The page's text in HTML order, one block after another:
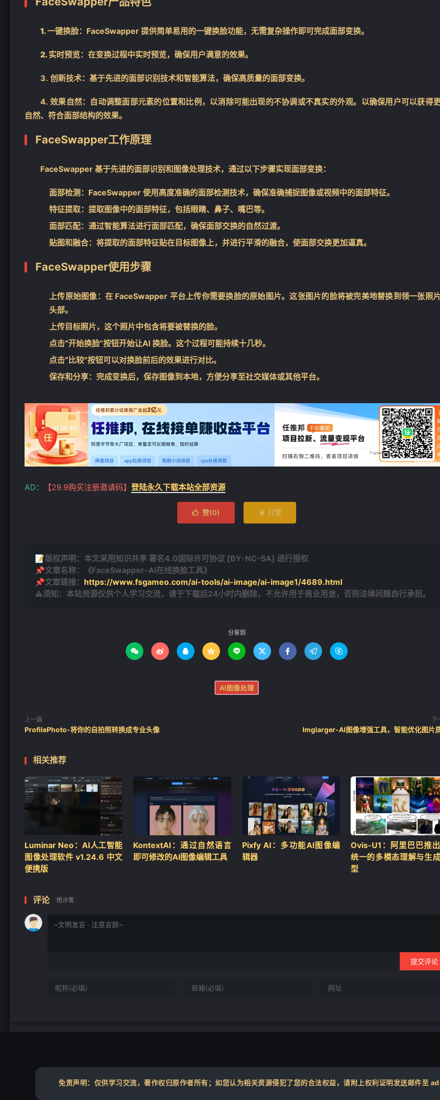
1. 一键换脸： FaceSwapper 提供简单易用的一键换脸功能，无需复杂操作即可完成面部变换。
2. 实时预览： 在变换过程中实时预览，确保用户满意的效果。
3. 创新技术： 基于先进的面部识别技术和智能算法，确保高质量的面部变换。
4.效果自然： 自动调整面部元素的位置和比例，以消除可能出现的不协调或不真实的外观。以确保用户可以获得
自然、符合面部结构的效果。
FaceSwapper工作原理
FaceSwapper 基于先进的面部识别和图像处理技术，通过以下步骤实现面部变换：
面部检测： FaceSwapper 使用高度准确的面部检测技术，确保准确捕捉图像或视频中的面部特征。
特征提取： 提取图像中的面部特征，包括眼睛、鼻子、嘴巴等。
面部匹配： 通过智能算法进行面部匹配，确保面部交换的自然过渡。
贴图和融合： 将提取的面部特征贴在目标图像上，并进行平滑的融合，使面部交换更加逼真。
FaceSwapper使用步骤
上传原始图像： 在 FaceSwapper 平台上传你需要换脸的原始图片。这张图片的脸将被完美地替换到领一张照
头部。
上传目标照片，这个照片中包含将要被替换的脸。
点击“开始换脸”按钮开始让AI 换脸。这个过程可能持续十几秒。
点击“比较”按钮可以对换脸前后的效果进行对比。
保存和分享： 完成变换后，保存图像到本地，方便分享至社交媒体或其他平台。
AD： 【29.9购买注册邀请码】 登陆永久下载本站全部资源
 赞(0)  打赏
📝版权声明：本文采用知识共享 署名4.0国际许可协议 [BY-NC-SA] 进行授权
📌文章名称：《FaceSwapper-AI在线换脸工具》
📌文章链接： https://www.fsgameo.com/ai-tools/ai-image/ai-image1/4689.html
⚠须知：本站资源仅供个人学习交流，请于下载后24小时内删除，不允许用于商业用途，否则法律问题自行承担。
分享到
        
AI图像处理
上一篇
ProfilePhoto-将你的自拍照转换成专业头像
下
Imglarger-AI图像增强工具，智能优化图片
相关推荐
Luminar Neo：AI人工智能
图像处理软件 v1.24.6 中文
便携版
KontextAI：通过自然语言
即可修改的AI图像编辑工具
Pixfy AI：多功能AI图像编
辑器
Ovis-U1：阿里巴巴推
统一的多模态理解与生
型
评论 抢沙发
提交评论
免责声明：仅供学习交流，著作权归原作者所有；如您认为相关资源侵犯了您的合法权益，请附上权利证明发送邮件